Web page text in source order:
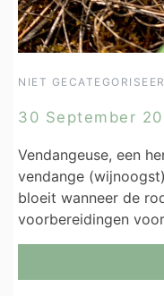
NIET
30 September
Vendangeuse, een
vendange
bloeit wanneer de
voorbereidingen